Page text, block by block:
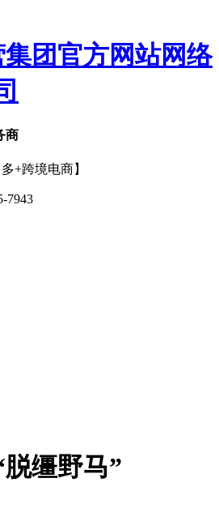
商
+跨境电商】
7943
缰野马”